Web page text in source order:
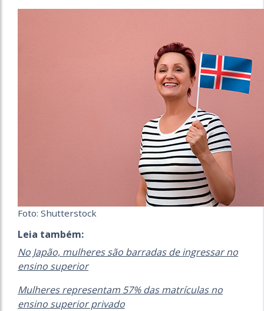
Foto: Shutterstock
Leia também:
No Japão, mulheres são barradas de ingressar no
ensino superior
Mulheres representam 57% das matrículas no
ensino superior privado